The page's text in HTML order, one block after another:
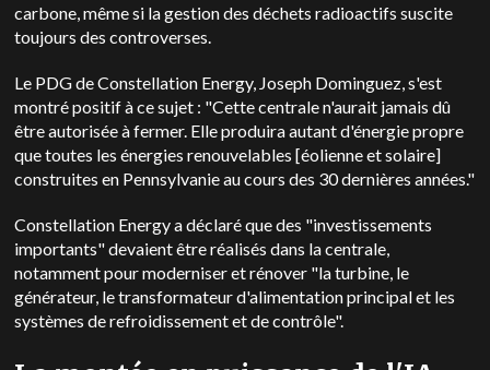
carbone, même si la gestion des déchets radioactifs suscite
toujours des controverses.
Le PDG de Constellation Energy, Joseph Dominguez, s'est
montré positif à ce sujet : "Cette centrale n'aurait jamais dû
être autorisée à fermer. Elle produira autant d'énergie propre
que toutes les énergies renouvelables [éolienne et solaire]
construites en Pennsylvanie au cours des 30 dernières années."
Constellation Energy a déclaré que des "investissements
importants" devaient être réalisés dans la centrale,
notamment pour moderniser et rénover "la turbine, le
générateur, le transformateur d'alimentation principal et les
systèmes de refroidissement et de contrôle".